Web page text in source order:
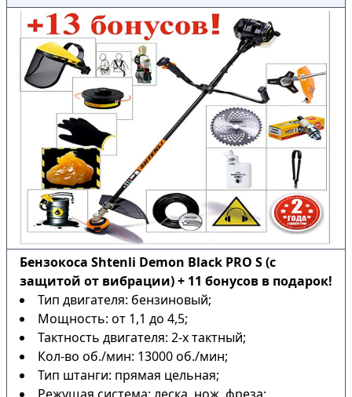
Бензокоса Shtenli Demon Black PRO S (с
защитой от вибрации) + 11 бонусов в подарок!
Тип двигателя: бензиновый;
Мощность: от 1,1 до 4,5;
Тактность двигателя: 2-х тактный;
Кол-во об./мин: 13000 об./мин;
Тип штанги: прямая цельная;